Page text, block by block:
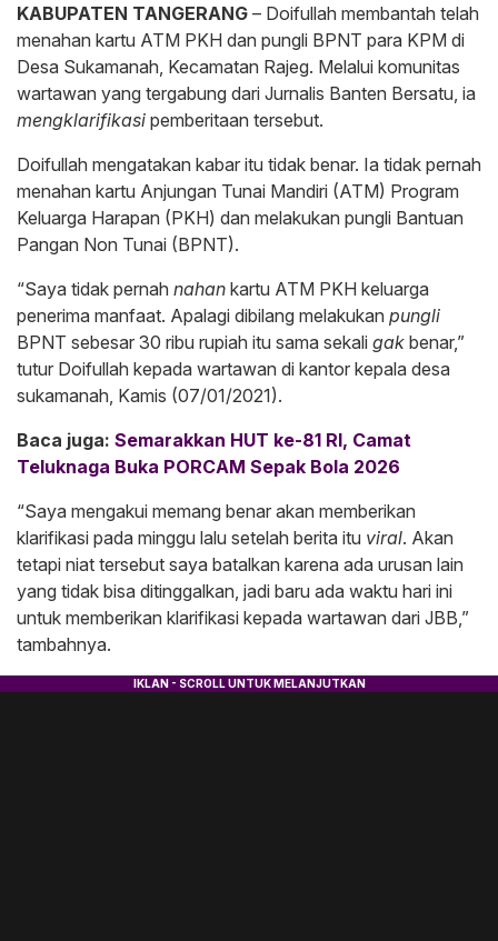
KABUPATEN TANGERANG – Doifullah membantah telah
menahan kartu ATM PKH dan pungli BPNT para KPM di
Desa Sukamanah, Kecamatan Rajeg. Melalui komunitas
wartawan yang tergabung dari Jurnalis Banten Bersatu, ia
mengklarifikasi pemberitaan tersebut.
Doifullah mengatakan kabar itu tidak benar. Ia tidak pernah
menahan kartu Anjungan Tunai Mandiri (ATM) Program
Keluarga Harapan (PKH) dan melakukan pungli Bantuan
Pangan Non Tunai (BPNT).
“Saya tidak pernah nahan kartu ATM PKH keluarga
penerima manfaat. Apalagi dibilang melakukan pungli
BPNT sebesar 30 ribu rupiah itu sama sekali gak benar,”
tutur Doifullah kepada wartawan di kantor kepala desa
sukamanah, Kamis (07/01/2021).
Baca juga: Semarakkan HUT ke-81 RI, Camat
Teluknaga Buka PORCAM Sepak Bola 2026
“Saya mengakui memang benar akan memberikan
klarifikasi pada minggu lalu setelah berita itu viral. Akan
tetapi niat tersebut saya batalkan karena ada urusan lain
yang tidak bisa ditinggalkan, jadi baru ada waktu hari ini
untuk memberikan klarifikasi kepada wartawan dari JBB,”
tambahnya.